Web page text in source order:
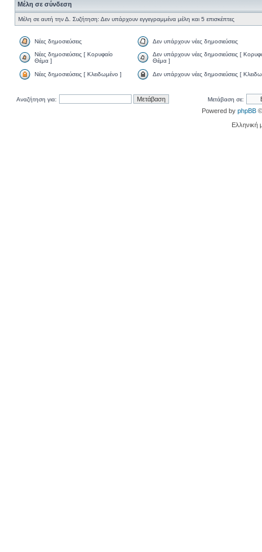
Μέλη σε σύνδεση
Μέλη σε αυτή την Δ. Συζήτηση: Δεν υπάρχουν εγγεγραμμένα μέλη και 5 επισκέπτες
Νέες δημοσιεύσεις
Δεν υπάρχουν νέες δημοσιεύσεις
Νέες δημοσιεύσεις [ Κορυφαίο
Θέμα ]
Δεν υπάρχουν νέες δημοσιεύσεις [
Θέμα ]
Νέες δημοσιεύσεις [ Κλειδωμένο ] Δεν υπάρχουν νέες δημοσιεύσεις [
Αναζήτηση για: Μετάβαση σε:
Powered by phpBB
Ελληνική